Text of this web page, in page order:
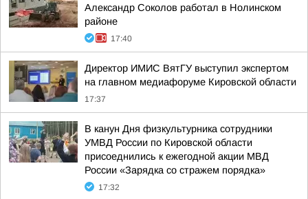
Александр Соколов работал в Нолинском
районе
17:40
Директор ИМИС ВятГУ выступил экспертом
на главном медиафоруме Кировской области
17:37
В канун Дня физкультурника сотрудники
УМВД России по Кировской области
присоеднились к ежегодной акции МВД
России «Зарядка со стражем порядка»
17:32